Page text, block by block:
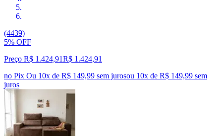
(4439)
5% OFF
Preço R$ 1.424,91R$ 1.424,91
no Pix Ou 10x de R$ 149,99 sem jurosou 10x de R$ 149,99 sem
juros